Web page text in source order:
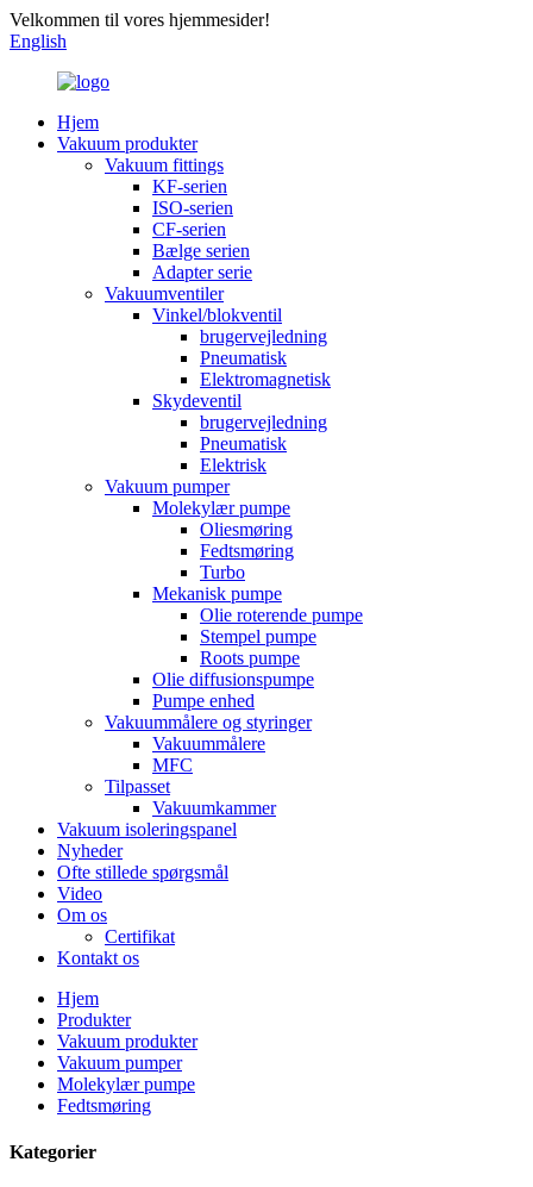
Velkommen til vores hjemmesider!
English
Hjem
Vakuum produkter
Vakuum fittings
KF-serien
ISO-serien
CF-serien
Bælge serien
Adapter serie
Vakuumventiler
Vinkel/blokventil
brugervejledning
Pneumatisk
Elektromagnetisk
Skydeventil
brugervejledning
Pneumatisk
Elektrisk
Vakuum pumper
Molekylær pumpe
Oliesmøring
Fedtsmøring
Turbo
Mekanisk pumpe
Olie roterende pumpe
Stempel pumpe
Roots pumpe
Olie diffusionspumpe
Pumpe enhed
Vakuummålere og styringer
Vakuummålere
MFC
Tilpasset
Vakuumkammer
Vakuum isoleringspanel
Nyheder
Ofte stillede spørgsmål
Video
Om os
Certifikat
Kontakt os
Hjem
Produkter
Vakuum produkter
Vakuum pumper
Molekylær pumpe
Fedtsmøring
Kategorier